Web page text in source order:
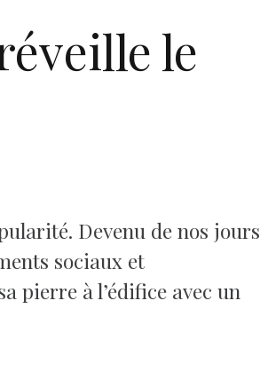
le
Devenu de nos jours
sociaux et
pierre à l’édifice avec un